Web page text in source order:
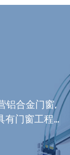
铝合金门窗,
有门窗工程
及中空玻璃